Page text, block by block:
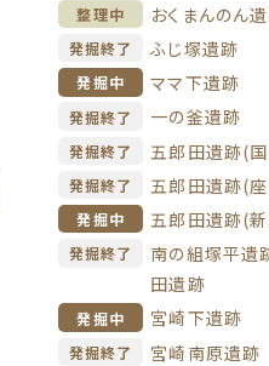
整理中 おくまんのん
発掘終了 ふじ塚遺跡
発掘中 ママ下遺跡
発掘終了 一の釜遺跡
発掘終了 五郎田遺跡(
発掘終了 五郎田遺跡(
発掘中 五郎田遺跡(
発掘終了
南の組塚平遺
田遺跡
発掘中 宮崎下遺跡
発掘終了 宮崎南原遺跡